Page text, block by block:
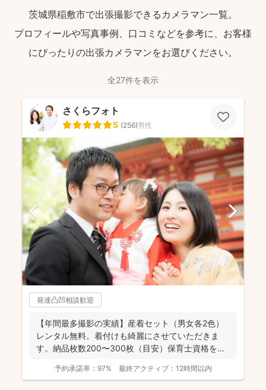
茨城県稲敷市で出張撮影できるカメラマン一覧。
プロフィールや写真事例、口コミなどを参考に、お客様
にぴったりの出張カメラマンをお選びください。
全27件を表示
さくらフォト
5 (256)男性
発達凸凹相談歓迎
【年間最多撮影の実績】産着セット（男女各2色）
レンタル無料。着付けも綺麗にさせていただきま
す。納品枚数200〜300枚（目安）保育士資格を持
予約承諾率： 97% 最終アクティブ： 12時間以内